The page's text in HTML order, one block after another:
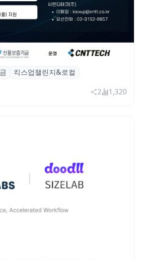
스업 챌린지&로컬’ 참
킥스업챌린지&로컬
2 1,320